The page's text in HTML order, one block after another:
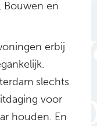
Bouwen en
erbij
slechts
voor
houden. En